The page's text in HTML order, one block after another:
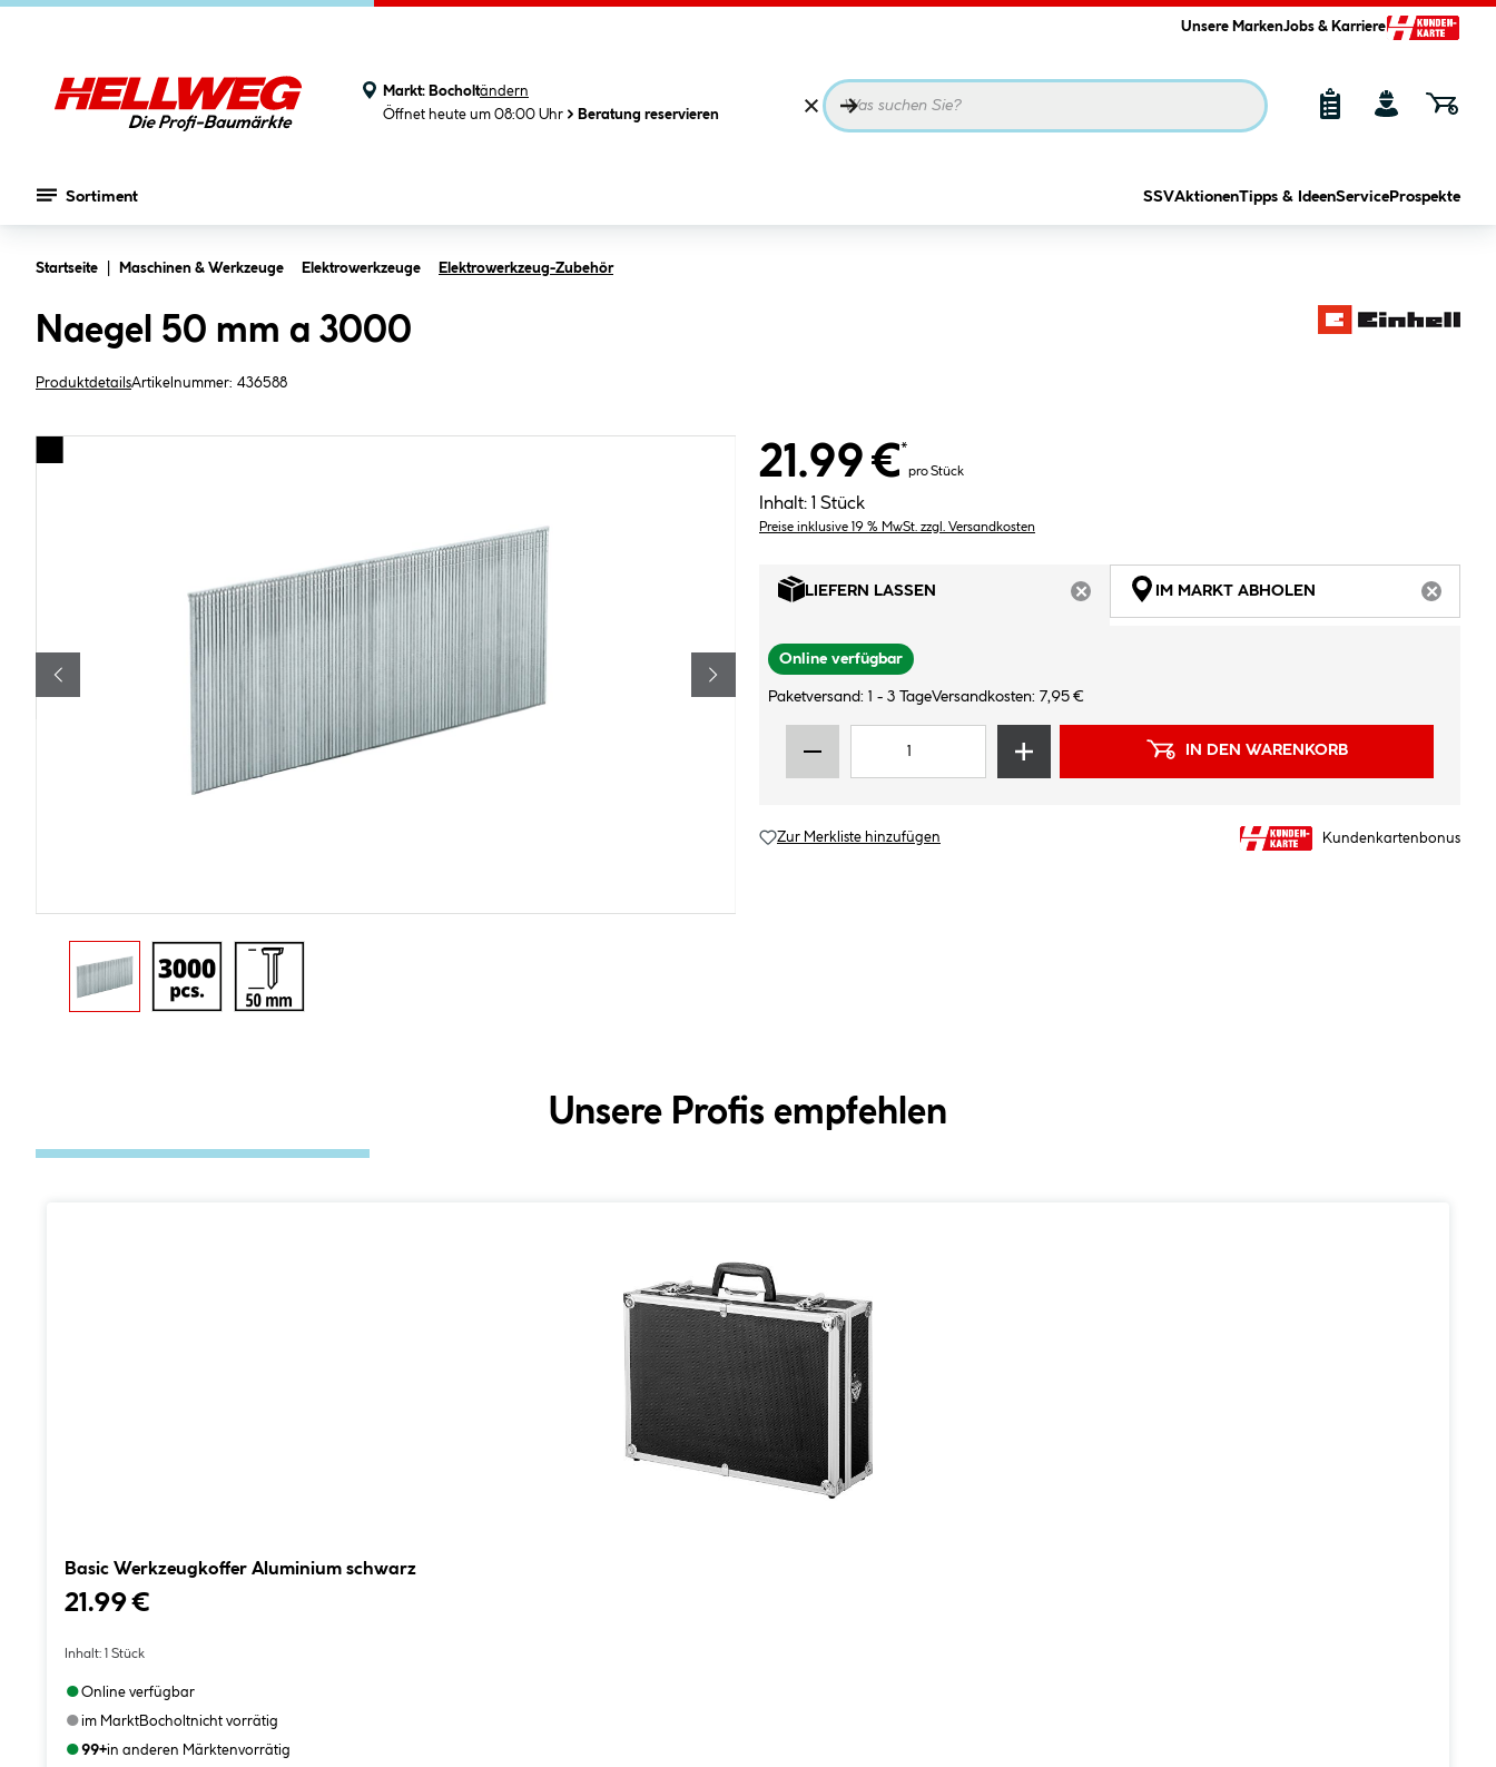
Unsere MarkenJobs & Karriere
Markt: Bocholtändern
Öffnet heute um 08:00 Uhr
Beratung reservieren
Sortiment SSVAktionenTipps & IdeenService Prospekte
Startseite Maschinen & Werkzeuge Elektrowerkzeuge Elektrowerkzeug-Zubehör
Naegel 50 mm a 3000
ProduktdetailsArtikelnummer: 436588
21.99 €*
pro Stück
Inhalt: 1 Stück
Preise inklusive 19 % MwSt. zzgl. Versandkosten
LIEFERN LASSEN
ARTIKEL NICHT VERFÜGBAR
IM MARKT ABHOLEN
Online verfügbar
Paketversand: 1 - 3 TageVersandkosten: 7,95 €
IN DEN WARENKORB
Zur Merkliste hinzufügen Kundenkartenbonus
Unsere Profis empfehlen
Basic Werkzeugkoffer Aluminium schwarz
21.99 €
Inhalt: 1 Stück
●Online verfügbar
●im MarktBocholtnicht vorrätig
●99+in anderen Märktenvorrätig